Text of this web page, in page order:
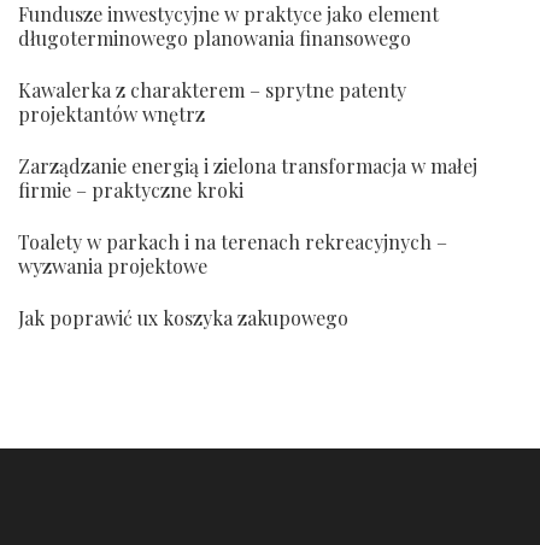
Fundusze inwestycyjne w praktyce jako element
długoterminowego planowania finansowego
Kawalerka z charakterem – sprytne patenty
projektantów wnętrz
Zarządzanie energią i zielona transformacja w małej
firmie – praktyczne kroki
Toalety w parkach i na terenach rekreacyjnych –
wyzwania projektowe
Jak poprawić ux koszyka zakupowego